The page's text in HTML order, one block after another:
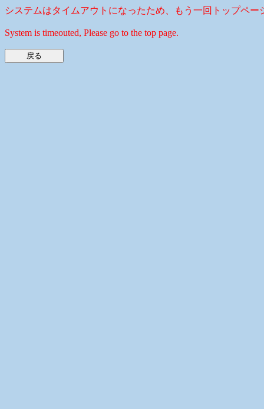
システムはタイムアウトになったため、もう一回トップペー
System is timeouted, Please go to the top page.